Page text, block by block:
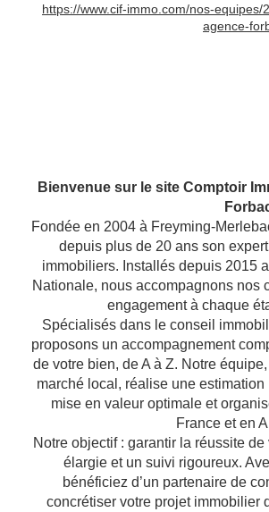
https://www.cif-immo.com/nos-
agence-
Bienvenue sur le site Comptoir
Fondée en 2004 à Freyming-
depuis plus de 20 ans son
immobiliers. Installés depuis 2015
Nationale, nous accompagnons nos
engagement à chaque
Spécialisés dans le conseil
proposons un accompagnement
de votre bien, de A à Z. Notre
marché local, réalise une
mise en valeur optimale et
France et en
Notre objectif : garantir la réussite
élargie et un suivi rigoureux.
bénéficiez d’un partenaire de
concrétiser votre projet immobilier